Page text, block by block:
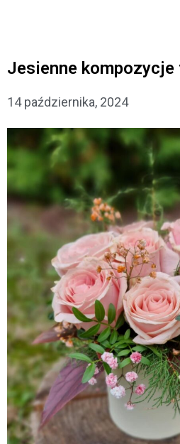
Jesienne
14 października, 2024